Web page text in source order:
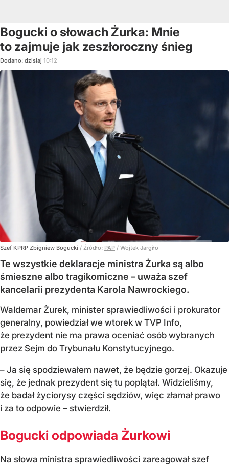
Bogucki o słowach Żurka: Mnie
to zajmuje jak zeszłoroczny śnieg
Dodano: dzisiaj 10:12
Szef KPRP Zbigniew Bogucki / Źródło: PAP / Wojtek Jargiło
Te wszystkie deklaracje ministra Żurka są albo
śmieszne albo tragikomiczne – uważa szef
kancelarii prezydenta Karola Nawrockiego.
Waldemar Żurek, minister sprawiedliwości i prokurator
generalny, powiedział we wtorek w TVP Info,
że prezydent nie ma prawa oceniać osób wybranych
przez Sejm do Trybunału Konstytucyjnego.
– Ja się spodziewałem nawet, że będzie gorzej. Okazuje
się, że jednak prezydent się tu poplątał. Widzieliśmy,
że badał życiorysy części sędziów, więc złamał prawo
i za to odpowie – stwierdził.
Bogucki odpowiada Żurkowi
Na słowa ministra sprawiedliwości zareagował szef